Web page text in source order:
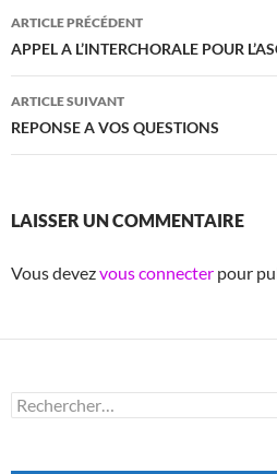
Navigation
des
articles
ARTICLE PRÉCÉDENT
APPEL A L’INTERCHORALE POUR
ARTICLE SUIVANT
REPONSE A VOS QUESTIONS
LAISSER UN COMMENTAIRE
Vous devezvous connecter pour
Rechercher :